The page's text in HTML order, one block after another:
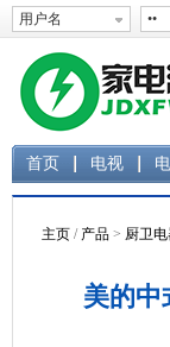
首页 电视
主页 / 产品 > 厨卫
美的中